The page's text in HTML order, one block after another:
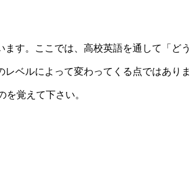
す。ここでは、高校英語を通して「どう
ベルによって変わってくる点ではありま
覚えて下さい。